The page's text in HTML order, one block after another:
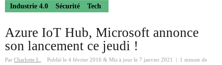
Industrie 4.0 Sécurité Tech
Azure IoT Hub, Microsoft annonce
son lancement ce jeudi !
Par Charlotte L. Publié le 4 février 2016 & Mis à jour le 7 janvier 2021
1 minute de